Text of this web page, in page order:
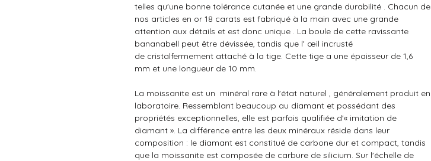
telles qu'une bonne tolérance cutanée et une grande durabilité . Chacun de
nos articles en or 18 carats est fabriqué à la main avec une grande
attention aux détails et est donc unique . La boule de cette ravissante
bananabell peut être dévissée, tandis que l' œil incrusté
de cristalfermement attaché à la tige. Cette tige a une épaisseur de 1,6
mm et une longueur de 10 mm.
La moissanite est un minéral rare à l'état naturel , généralement produit en
laboratoire. Ressemblant beaucoup au diamant et possédant des
propriétés exceptionnelles, elle est parfois qualifiée d'« imitation de
diamant ». La différence entre les deux minéraux réside dans leur
composition : le diamant est constitué de carbone dur et compact, tandis
que la moissanite est composée de carbure de silicium. Sur l'échelle de